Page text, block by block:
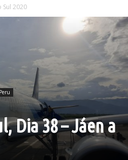
2020
Peru
Dia 38 – Jáen a